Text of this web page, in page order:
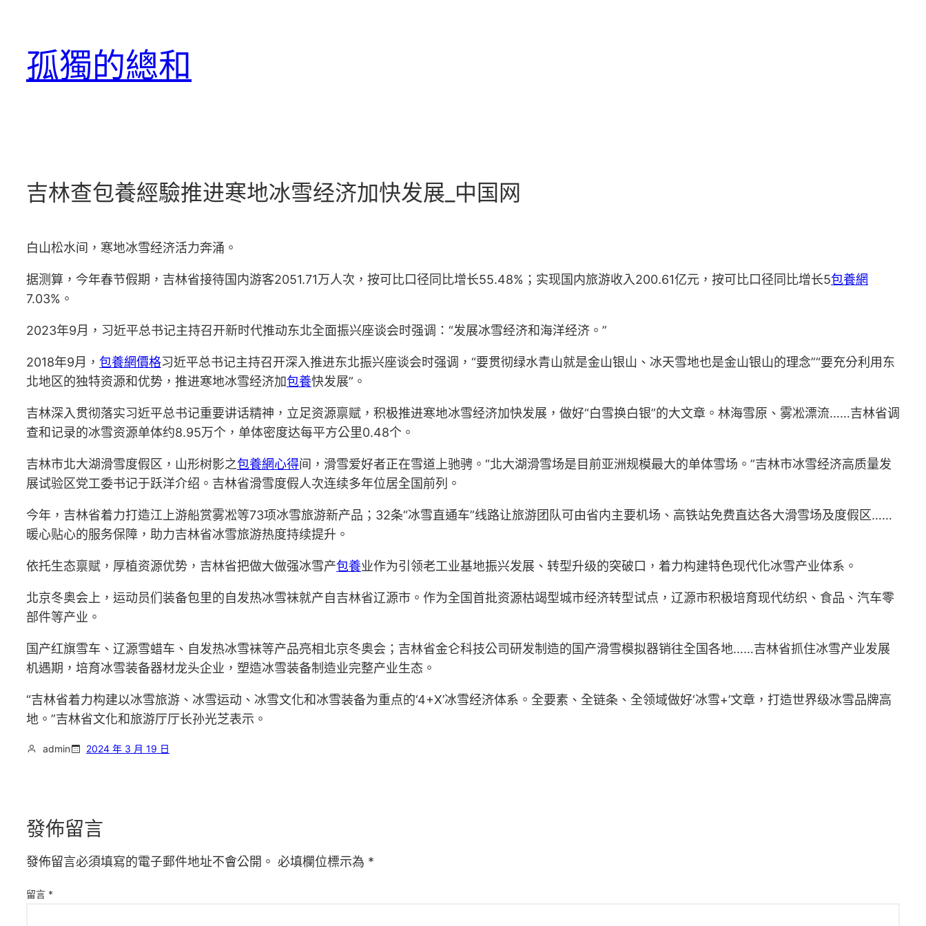
孤獨的總和
吉林查包養經驗推进寒地冰雪经济加快发展_中国网
白山松水间，寒地冰雪经济活力奔涌。
据测算，今年春节假期，吉林省接待国内游客2051.71万人次，按可比口径同比增长55.48%；实现国内旅游收入200.61亿元，按可比口径同比增长5包養網
7.03%。
2023年9月，习近平总书记主持召开新时代推动东北全面振兴座谈会时强调：“发展冰雪经济和海洋经济。”
2018年9月， 包養網價格习近平总书记主持召开深入推进东北振兴座谈会时强调，“要贯彻绿水青山就是金山银山、冰天雪地也是金山银山的理念”“要充分利用东
北地区的独特资源和优势，推进寒地冰雪经济加包養快发展”。
吉林深入贯彻落实习近平总书记重要讲话精神，立足资源禀赋，积极推进寒地冰雪经济加快发展，做好“白雪换白银”的大文章。林海雪原、雾凇漂流……吉林省调
查和记录的冰雪资源单体约8.95万个，单体密度达每平方公里0.48个。
吉林市北大湖滑雪度假区，山形树影之包養網心得间，滑雪爱好者正在雪道上驰骋。“北大湖滑雪场是目前亚洲规模最大的单体雪场。”吉林市冰雪经济高质量发
展试验区党工委书记于跃洋介绍。吉林省滑雪度假人次连续多年位居全国前列。
今年，吉林省着力打造江上游船赏雾凇等73项冰雪旅游新产品；32条“冰雪直通车”线路让旅游团队可由省内主要机场、高铁站免费直达各大滑雪场及度假区……
暖心贴心的服务保障，助力吉林省冰雪旅游热度持续提升。
依托生态禀赋，厚植资源优势，吉林省把做大做强冰雪产包養业作为引领老工业基地振兴发展、转型升级的突破口，着力构建特色现代化冰雪产业体系。
北京冬奥会上，运动员们装备包里的自发热冰雪袜就产自吉林省辽源市。作为全国首批资源枯竭型城市经济转型试点，辽源市积极培育现代纺织、食品、汽车零
部件等产业。
国产红旗雪车、辽源雪蜡车、自发热冰雪袜等产品亮相北京冬奥会；吉林省金仑科技公司研发制造的国产滑雪模拟器销往全国各地……吉林省抓住冰雪产业发展
机遇期，培育冰雪装备器材龙头企业，塑造冰雪装备制造业完整产业生态。
“吉林省着力构建以冰雪旅游、冰雪运动、冰雪文化和冰雪装备为重点的‘4+X’冰雪经济体系。全要素、全链条、全领域做好‘冰雪+’文章，打造世界级冰雪品牌高
地。”吉林省文化和旅游厅厅长孙光芝表示。
admin 2024 年 3 月 19 日
發佈留言
發佈留言必須填寫的電子郵件地址不會公開。 必填欄位標示為 *
留言 *